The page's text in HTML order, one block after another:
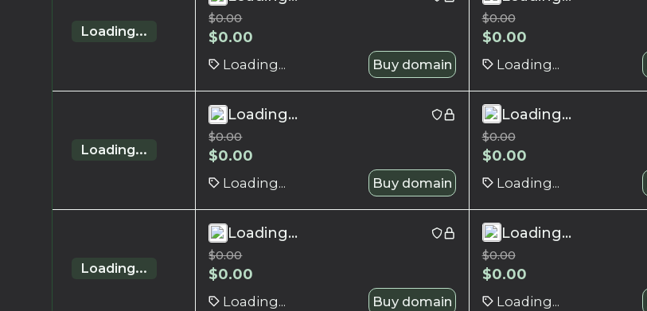
Loading...
$0.00
$0.00
Loading... Buy domain
$0.00
$0.00
Loading...
Loading...
Loading...
$0.00
$0.00
Loading... Buy domain
Loading...
$0.00
$0.00
Loading...
Loading...
Loading...
$0.00
$0.00
Loading... Buy domain
Loading...
$0.00
$0.00
Loading...